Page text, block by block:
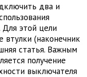
два и
Для этой цели
втулки (наконечник
статья. Важным
получение
выключателя